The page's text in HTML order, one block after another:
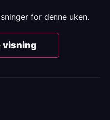
for denne uken.
visning